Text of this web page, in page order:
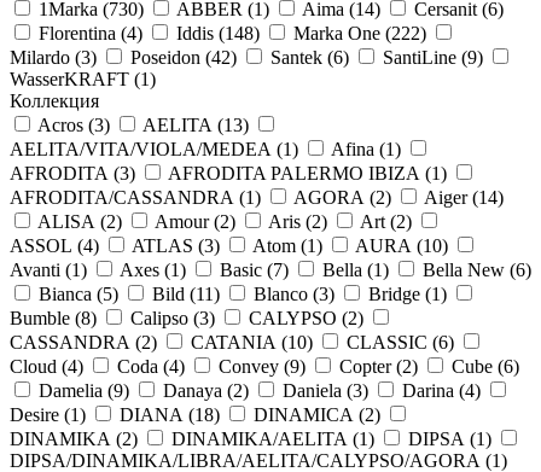
1Marka (730) ABBER (1) Aima (14) Cersanit (6)
Florentina (4) Iddis (148) Marka One (222)
Milardo (3) Poseidon (42) Santek (6) SantiLine (9)
WasserKRAFT (1)
Коллекция
Acros (3) AELITA (13)
AELITA/VITA/VIOLA/MEDEA (1) Afina (1)
AFRODITA (3) AFRODITA PALERMO IBIZA (1)
AFRODITA/CASSANDRA (1) AGORA (2) Aiger (14)
ALISA (2) Amour (2) Aris (2) Art (2)
ASSOL (4) ATLAS (3) Atom (1) AURA (10)
Avanti (1) Axes (1) Basic (7) Bella (1) Bella New (6)
Bianca (5) Bild (11) Blanco (3) Bridge (1)
Bumble (8) Calipso (3) CALYPSO (2)
CASSANDRA (2) CATANIA (10) CLASSIC (6)
Cloud (4) Coda (4) Convey (9) Copter (2) Cube (6)
Damelia (9) Danaya (2) Daniela (3) Darina (4)
Desire (1) DIANA (18) DINAMICA (2)
DINAMIKA (2) DINAMIKA/AELITA (1) DIPSA (1)
DIPSA/DINAMIKA/LIBRA/AELITA/CALYPSO/AGORA (1)